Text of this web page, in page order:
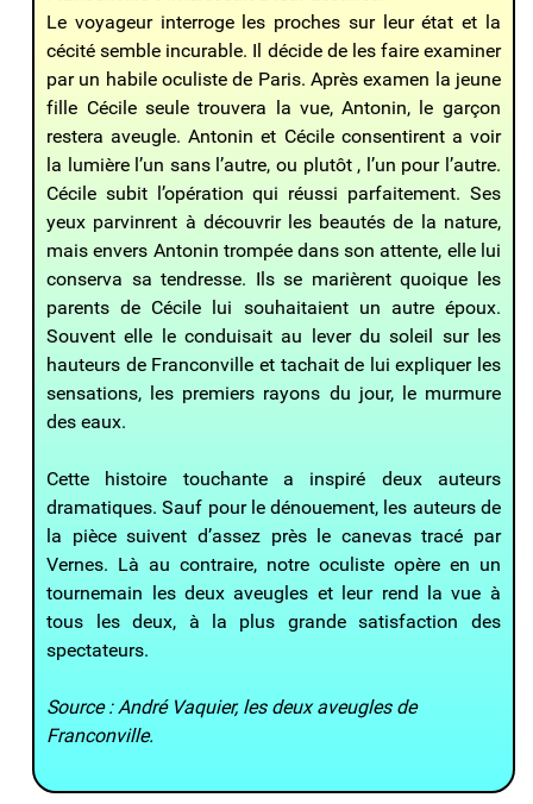
Le voyageur interroge les proches sur leur état et la
cécité semble incurable. Il décide de les faire examiner
par un habile oculiste de Paris. Après examen la jeune
fille Cécile seule trouvera la vue, Antonin, le garçon
restera aveugle. Antonin et Cécile consentirent a voir
la lumière l’un sans l’autre, ou plutôt , l’un pour l’autre.
Cécile subit l’opération qui réussi parfaitement. Ses
yeux parvinrent à découvrir les beautés de la nature,
mais envers Antonin trompée dans son attente, elle lui
conserva sa tendresse. Ils se marièrent quoique les
parents de Cécile lui souhaitaient un autre époux.
Souvent elle le conduisait au lever du soleil sur les
hauteurs de Franconville et tachait de lui expliquer les
sensations, les premiers rayons du jour, le murmure
des eaux.
Cette histoire touchante a inspiré deux auteurs
dramatiques. Sauf pour le dénouement, les auteurs de
la pièce suivent d’assez près le canevas tracé par
Vernes. Là au contraire, notre oculiste opère en un
tournemain les deux aveugles et leur rend la vue à
tous les deux, à la plus grande satisfaction des
spectateurs.
Source : André Vaquier, les deux aveugles de
Franconville.